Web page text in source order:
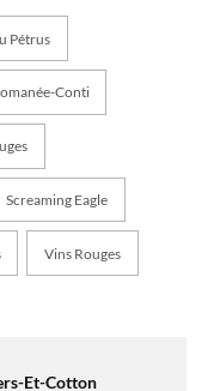
Pétrus
Conti
Screaming Eagle
Vins Rouges
Et-Cotton